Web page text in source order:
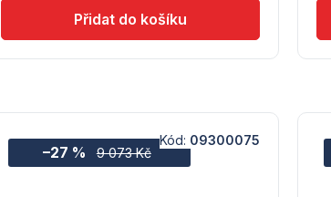
9 073 Kč
–27 %
Kód: 09300075